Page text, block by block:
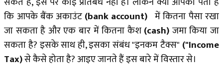
कि आपके बैंक अकाउंट(bank account) में कितना पैसा रखा
जा सकता है और एक बार में कितना कैश(cash)जमा किया जा
सकता है? इसके साथ ही, इसका संबंध "इनकम टैक्स" ("Income
Tax)से कैसे होता है? आइए जानते हैं इस बारे में विस्तार से।